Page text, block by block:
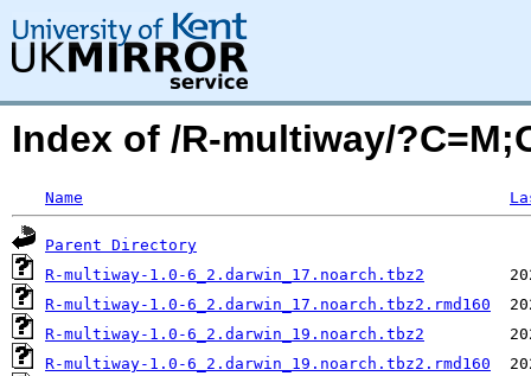
Index of /R-multiway/
Name
Parent Directory
R-multiway-1.0-6_2.darwin_17.noarch.tbz2
R-multiway-1.0-6_2.darwin_17.noarch.tbz2.rmd160
R-multiway-1.0-6_2.darwin_19.noarch.tbz2
R-multiway-1.0-6_2.darwin_19.noarch.tbz2.rmd160